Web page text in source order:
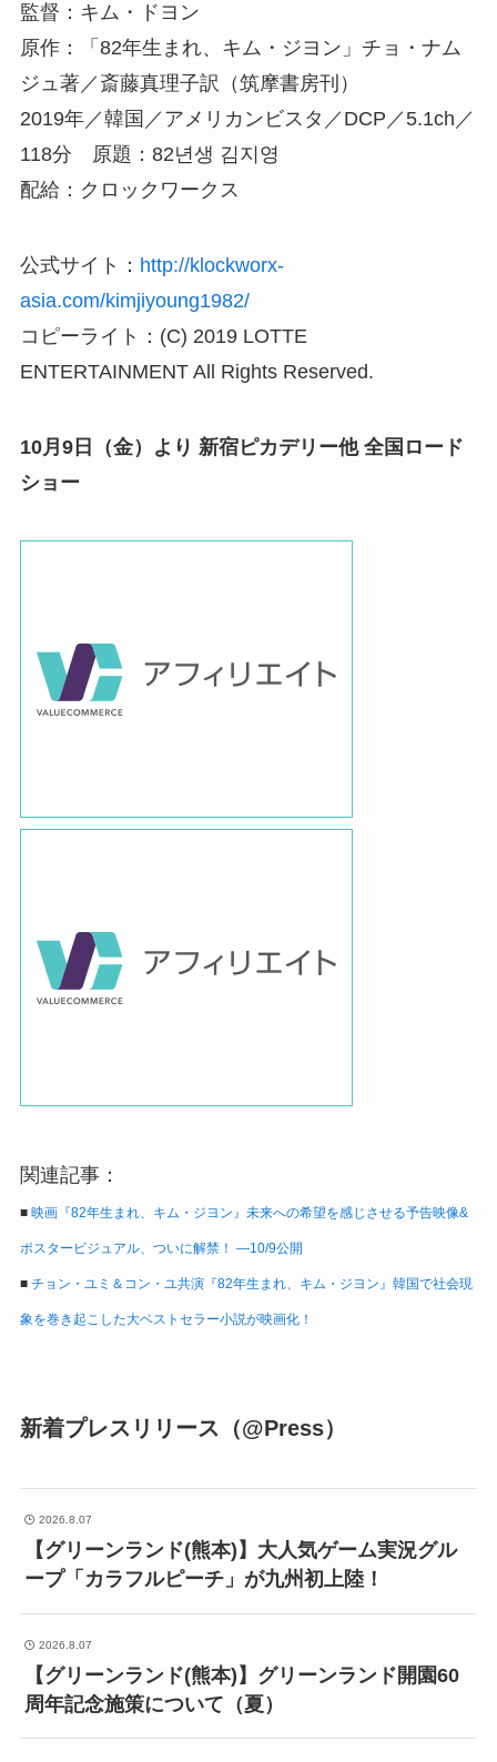
監督：キム・ドヨン
原作：「82年生まれ、キム・ジヨン」チョ・ナム
ジュ著／斎藤真理子訳（筑摩書房刊）
2019年／韓国／アメリカンビスタ／DCP／5.1ch／
118分 原題：82년생 김지영
配給：クロックワークス
公式サイト： http://klockworx-
asia.com/kimjiyoung1982/
コピーライト：(C) 2019 LOTTE
ENTERTAINMENT All Rights Reserved.
10月9日（金）より 新宿ピカデリー他 全国ロード
ショー
関連記事：
■ 映画『82年生まれ、キム・ジヨン』未来への希望を感じさせる予告映像&
ポスタービジュアル、ついに解禁！ ―10/9公開
■ チョン・ユミ＆コン・ユ共演『82年生まれ、キム・ジヨン』韓国で社会現
象を巻き起こした大ベストセラー小説が映画化！
新着プレスリリース（@Press）
2026.8.07
【グリーンランド(熊本)】大人気ゲーム実況グル
ープ「カラフルピーチ」が九州初上陸！
2026.8.07
【グリーンランド(熊本)】グリーンランド開園60
周年記念施策について（夏）